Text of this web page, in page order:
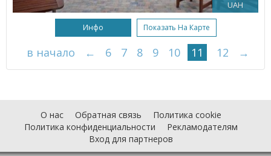
UAH
Инфо Показать На Карте
в начало ← 6 7 8 9 10 11 12 →
О нас Обратная связь
Политика cookie
Политика конфиденциальности
Рекламодателям
Вход для партнеров